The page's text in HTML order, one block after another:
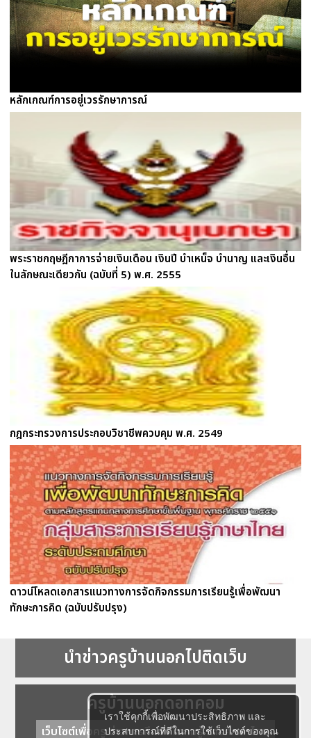
เราใช้คุกกี้เพื่อพัฒนาประสิทธิภาพ และ
ประสบการณ์ที่ดีในการใช้เว็บไซต์ของคุณ
หลักเกณฑ์การอยู่เวรรักษาการณ์
พระราชกฤษฎีกาการจ่ายเงินเดือน เงินปี บำเหน็จ บำนาญ และเงินอื่น
ในลักษณะเดียวกัน (ฉบับที่ 5) พ.ศ. 2555
กฎกระทรวงการประกอบวิชาชีพควบคุม พ.ศ. 2549
ดาวน์โหลดเอกสารแนวทางการจัดกิจกรรมการเรียนรู้เพื่อพัฒนา
ทักษะการคิด (ฉบับปรับปรุง)
นำข่าวครูบ้านนอกไปติดเว็บ
ครูบ้านนอกดอทคอม
เว็บไซต์เพื่อครู ข่าวการศึกษา ความรู้ การศึกษาไทย